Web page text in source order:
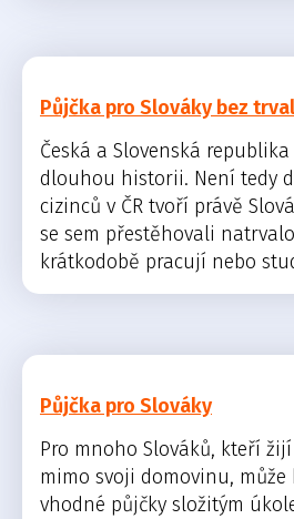
Půjčka pro Slováky bez
Česká a Slovenská
dlouhou historii. Není tedy
cizinců v ČR tvoří právě
se sem přestěhovali
krátkodobě pracují nebo
Půjčka pro Slováky
Pro mnoho Slováků, kteří
mimo svoji domovinu,
vhodné půjčky složitým